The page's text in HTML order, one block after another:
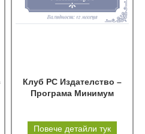
Клуб РС Издателство –
Програма Минимум
Повече детайли тук